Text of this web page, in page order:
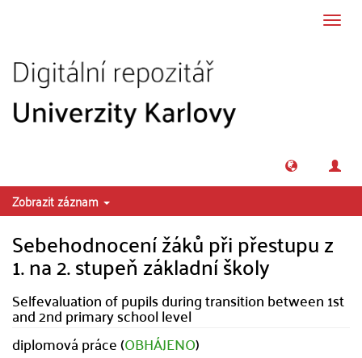
Zobrazit záznam
Sebehodnocení žáků při přestupu z
1. na 2. stupeň základní školy
Selfevaluation of pupils during transition between 1st
and 2nd primary school level
diplomová práce (OBHÁJENO)